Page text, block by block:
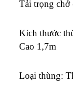
Tải trọng chở
Kích thước
Cao 1,7m
Loại thùng: